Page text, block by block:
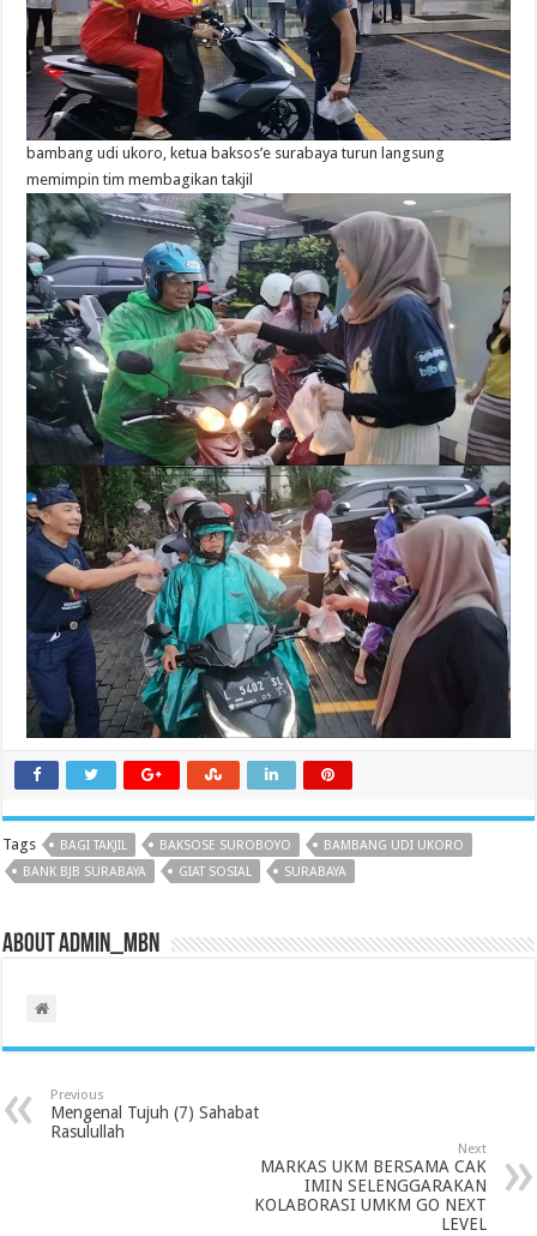
bambang udi ukoro, ketua baksos’e surabaya turun langsung
memimpin tim membagikan takjil
Tags BAGI TAKJIL BAKSOSE SUROBOYO
BAMBANG UDI UKORO
BANK BJB SURABAYA
GIAT SOSIAL SURABAYA
About admin_mbn
Previous
Mengenal Tujuh (7) Sahabat
Rasulullah
Next
MARKAS UKM BERSAMA CAK
IMIN SELENGGARAKAN
KOLABORASI UMKM GO NEXT
LEVEL